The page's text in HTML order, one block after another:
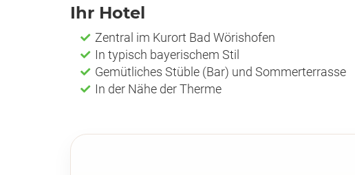
Ihr Hotel
Zentral im Kurort Bad Wörishofen
In typisch bayerischem Stil
Gemütliches Stüble (Bar) und Sommerterrasse
In der Nähe der Therme